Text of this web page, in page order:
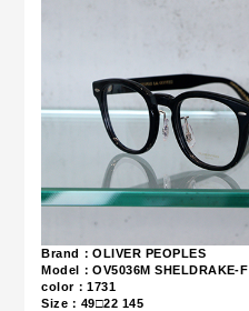
Brand：OLIVER PEOPLES
Model：OV5036M SHELDRAKE-F
color：1731
Size：49□22 145